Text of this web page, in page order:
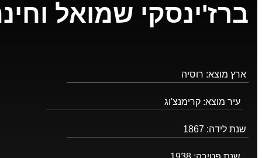
ברז'ינסקי שמואל
ארץ מוצא: רוסיה
עיר מוצא: קרימנצ'וג
שנת לידה: 1867